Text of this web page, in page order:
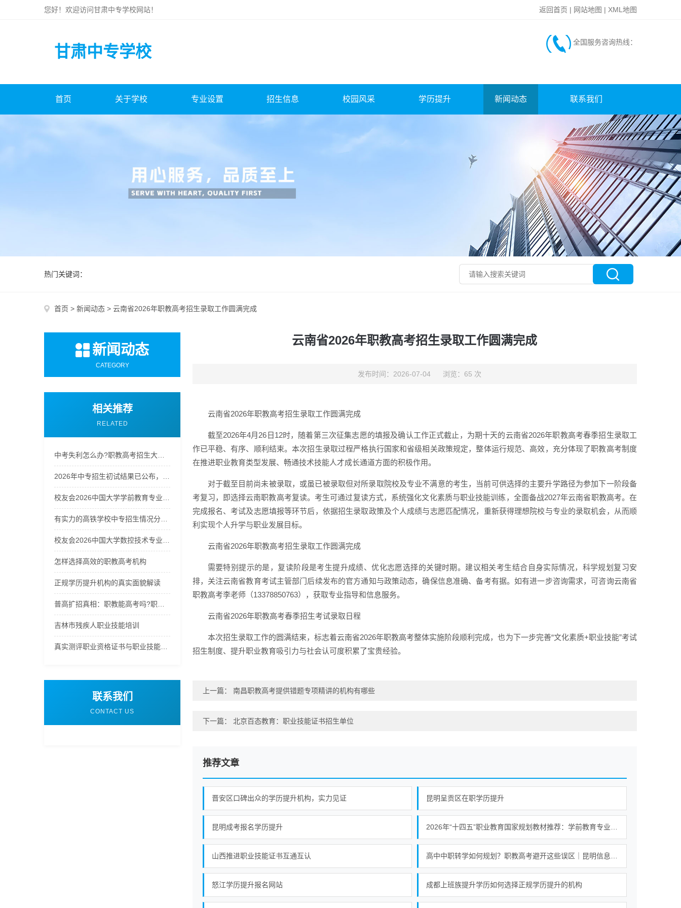
您好！欢迎访问甘肃中专学校网站！ 返回首页 | 网站地图 | XML地图
甘肃中专学校
全国服务咨询热线：
首页 关于学校 专业设置 招生信息 校园风采 学历提升 新闻动态 联系我们
热门关键词：
首页 > 新闻动态 > 云南省2026年职教高考招生录取工作圆满完成
新闻动态
CATEGORY
相关推荐
RELATED
怎样选择高效的职教高考机构
正规学历提升机构的真实面貌解读
吉林市残疾人职业技能培训
联系我们
CONTACT US
云南省2026年职教高考招生录取工作圆满完成
发布时间：2026-07-04 浏览：65 次
云南省2026年职教高考招生录取工作圆满完成
截至2026年4月26日12时，随着第三次征集志愿的填报及确认工作正式截止，为期十天的云南省2026年职教高考春季招生录取工
作已平稳、有序、顺利结束。本次招生录取过程严格执行国家和省级相关政策规定，整体运行规范、高效，充分体现了职教高考制度
在推进职业教育类型发展、畅通技术技能人才成长通道方面的积极作用。
对于截至目前尚未被录取，或虽已被录取但对所录取院校及专业不满意的考生，当前可供选择的主要升学路径为参加下一阶段备
考复习，即选择云南职教高考复读。考生可通过复读方式，系统强化文化素质与职业技能训练，全面备战2027年云南省职教高考。在
完成报名、考试及志愿填报等环节后，依据招生录取政策及个人成绩与志愿匹配情况，重新获得理想院校与专业的录取机会，从而顺
利实现个人升学与职业发展目标。
云南省2026年职教高考招生录取工作圆满完成
需要特别提示的是，复读阶段是考生提升成绩、优化志愿选择的关键时期。建议相关考生结合自身实际情况，科学规划复习安
排，关注云南省教育考试主管部门后续发布的官方通知与政策动态，确保信息准确、备考有据。如有进一步咨询需求，可咨询云南省
职教高考李老师（13378850763），获取专业指导和信息服务。
云南省2026年职教高考春季招生考试录取日程
本次招生录取工作的圆满结束，标志着云南省2026年职教高考整体实施阶段顺利完成，也为下一步完善“文化素质+职业技能”考试
招生制度、提升职业教育吸引力与社会认可度积累了宝贵经验。
上一篇： 南昌职教高考提供错题专项精讲的机构有哪些
下一篇： 北京百态教育：职业技能证书招生单位
推荐文章
晋安区口碑出众的学历提升机构，实力见证 昆明呈贡区在职学历提升
昆明成考报名学历提升
山西推进职业技能证书互通互认
怒江学历提升报名网站 成都上班族提升学历如何选择正规学历提升的机构